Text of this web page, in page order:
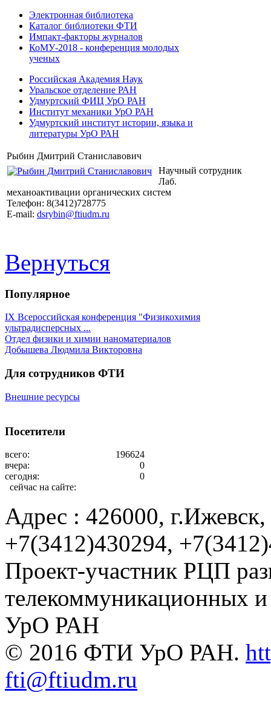
Электронная библиотека
Каталог библиотеки ФТИ
Импакт-факторы журналов
КоМУ-2018 - конференция молодых
ученых
Российская Академия Наук
Уральское отделение РАН
Удмуртский ФИЦ УрО РАН
Институт механики УрО РАН
Удмуртский институт истории, языка и
литературы УрО РАН
Рыбин Дмитрий Станиславович
Научный сотрудник
Лаб.
механоактивации органических систем
Телефон: 8(3412)728775
E-mail: dsrybin@ftiudm.ru
Вернуться
Популярное
IX Всероссийская конференция "Физикохимия
ультрадисперсных ...
Отдел физики и химии наноматериалов
Добышева Людмила Викторовна
Для сотрудников ФТИ
Внешние ресурсы
Посетители
всего:
196624
вчера:
0
сегодня:
0
сейчас на сайте:
Адрес : 426000,
+7(3412)430294,
Проект-участник РЦП
телекоммуникационных
УрО РАН
© 2016 ФТИ УрО РАН.
fti@ftiudm.ru